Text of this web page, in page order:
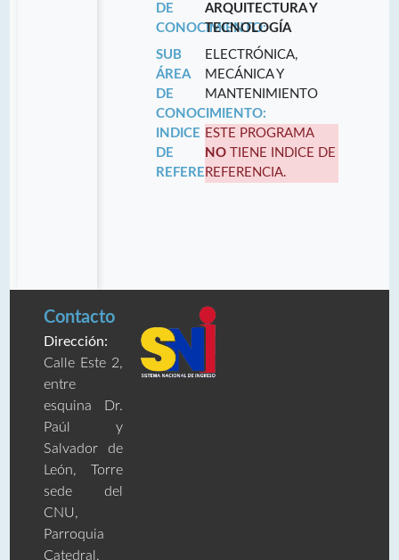
DE
CONOCIMIENTO:
ARQUITECTURA Y
TECNOLOGÍA
SUB
ÁREA
DE
CONOCIMIENTO:
ELECTRÓNICA,
MECÁNICA Y
MANTENIMIENTO
INDICE
DE
REFERENCIA:
ESTE PROGRAMA
NO TIENE INDICE DE
REFERENCIA.
Contacto
Dirección:
Calle Este 2,
entre
esquina Dr.
Paúl y
Salvador de
León, Torre
sede del
CNU,
Parroquia
Catedral,